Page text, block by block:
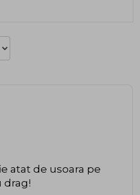
atat de usoara pe
drag!